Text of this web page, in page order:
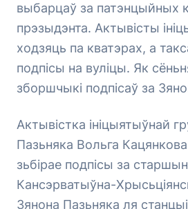
выбарцаў за патэнцыйных
прэзыдэнта. Актывісты
ходзяць па кватэрах, а
подпісы на вуліцы. Як
зборшчыкі подпісаў за
Актывістка ініцыятыўнай
Пазьняка Вольга Кацянкова
зьбірае подпісы за
Кансэрватыўна-
Зянона Пазьняка ля